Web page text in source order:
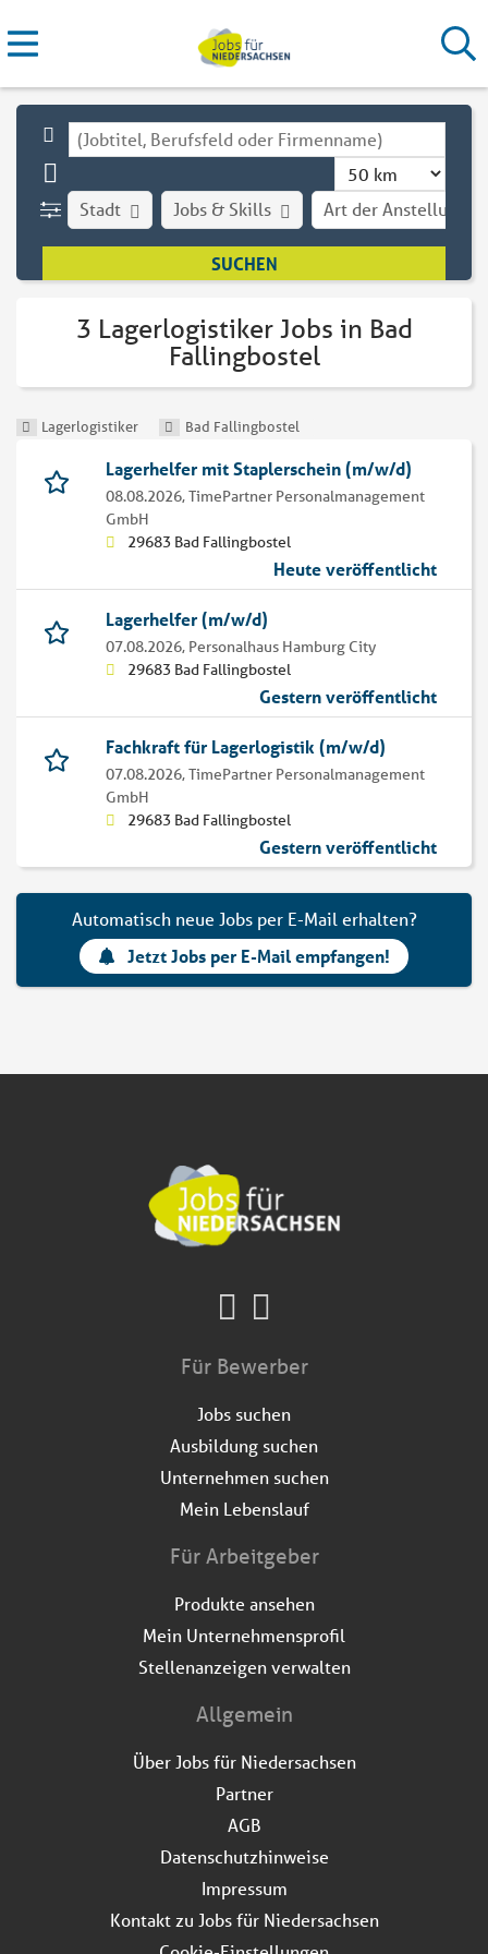
Stadt Art der Anstellung
Jobs & Skills
3 Lagerlogistiker Jobs in Bad
Fallingbostel
Lagerlogistiker Bad Fallingbostel
Lagerhelfer mit Staplerschein (m/w/d)
08.08.2026,TimePartner Personalmanagement
GmbH
29683 Bad Fallingbostel
Heute veröffentlicht
Lagerhelfer (m/w/d)
07.08.2026, Personalhaus Hamburg City
29683 Bad Fallingbostel
Gestern veröffentlicht
Fachkraft für Lagerlogistik (m/w/d)
07.08.2026,TimePartner Personalmanagement
GmbH
29683 Bad Fallingbostel
Gestern veröffentlicht
Automatisch neue Jobs per E-Mail erhalten?
Jetzt Jobs per E-Mail empfangen!
Für Bewerber
Jobs suchen
Ausbildung suchen
Unternehmen suchen
Mein Lebenslauf
Für Arbeitgeber
Produkte ansehen
Mein Unternehmensprofil
Stellenanzeigen verwalten
Allgemein
Über Jobs für Niedersachsen
Partner
AGB
Datenschutzhinweise
Impressum
Kontakt zu Jobs für Niedersachsen